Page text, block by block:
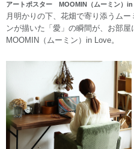
アートポスター MOOMIN（ムーミン）
月明かりの下、花畑で寄り添うム
ンが描いた「愛」の瞬間が、お部屋
MOOMIN（ムーミン）in Love。